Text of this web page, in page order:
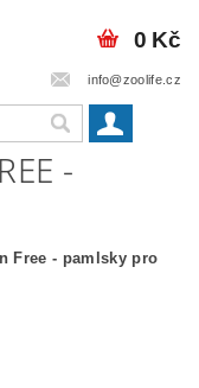
info@zoolife.cz
0 Kč
-
Free - pamlsky pro